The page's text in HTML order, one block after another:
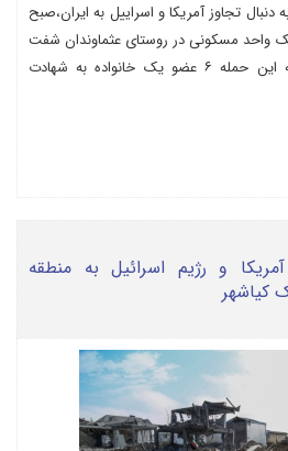
تجاوز آمریکا و اسراییل به ایران،صبح
یک واحد مسکونی در روستای عثماوندان شفت
هدف قرار گرفت که در نتیجه این حمله ۶ عضو یک خانواده به شهادت
و رژیم اسرائیل به منطقه
کیاشهر